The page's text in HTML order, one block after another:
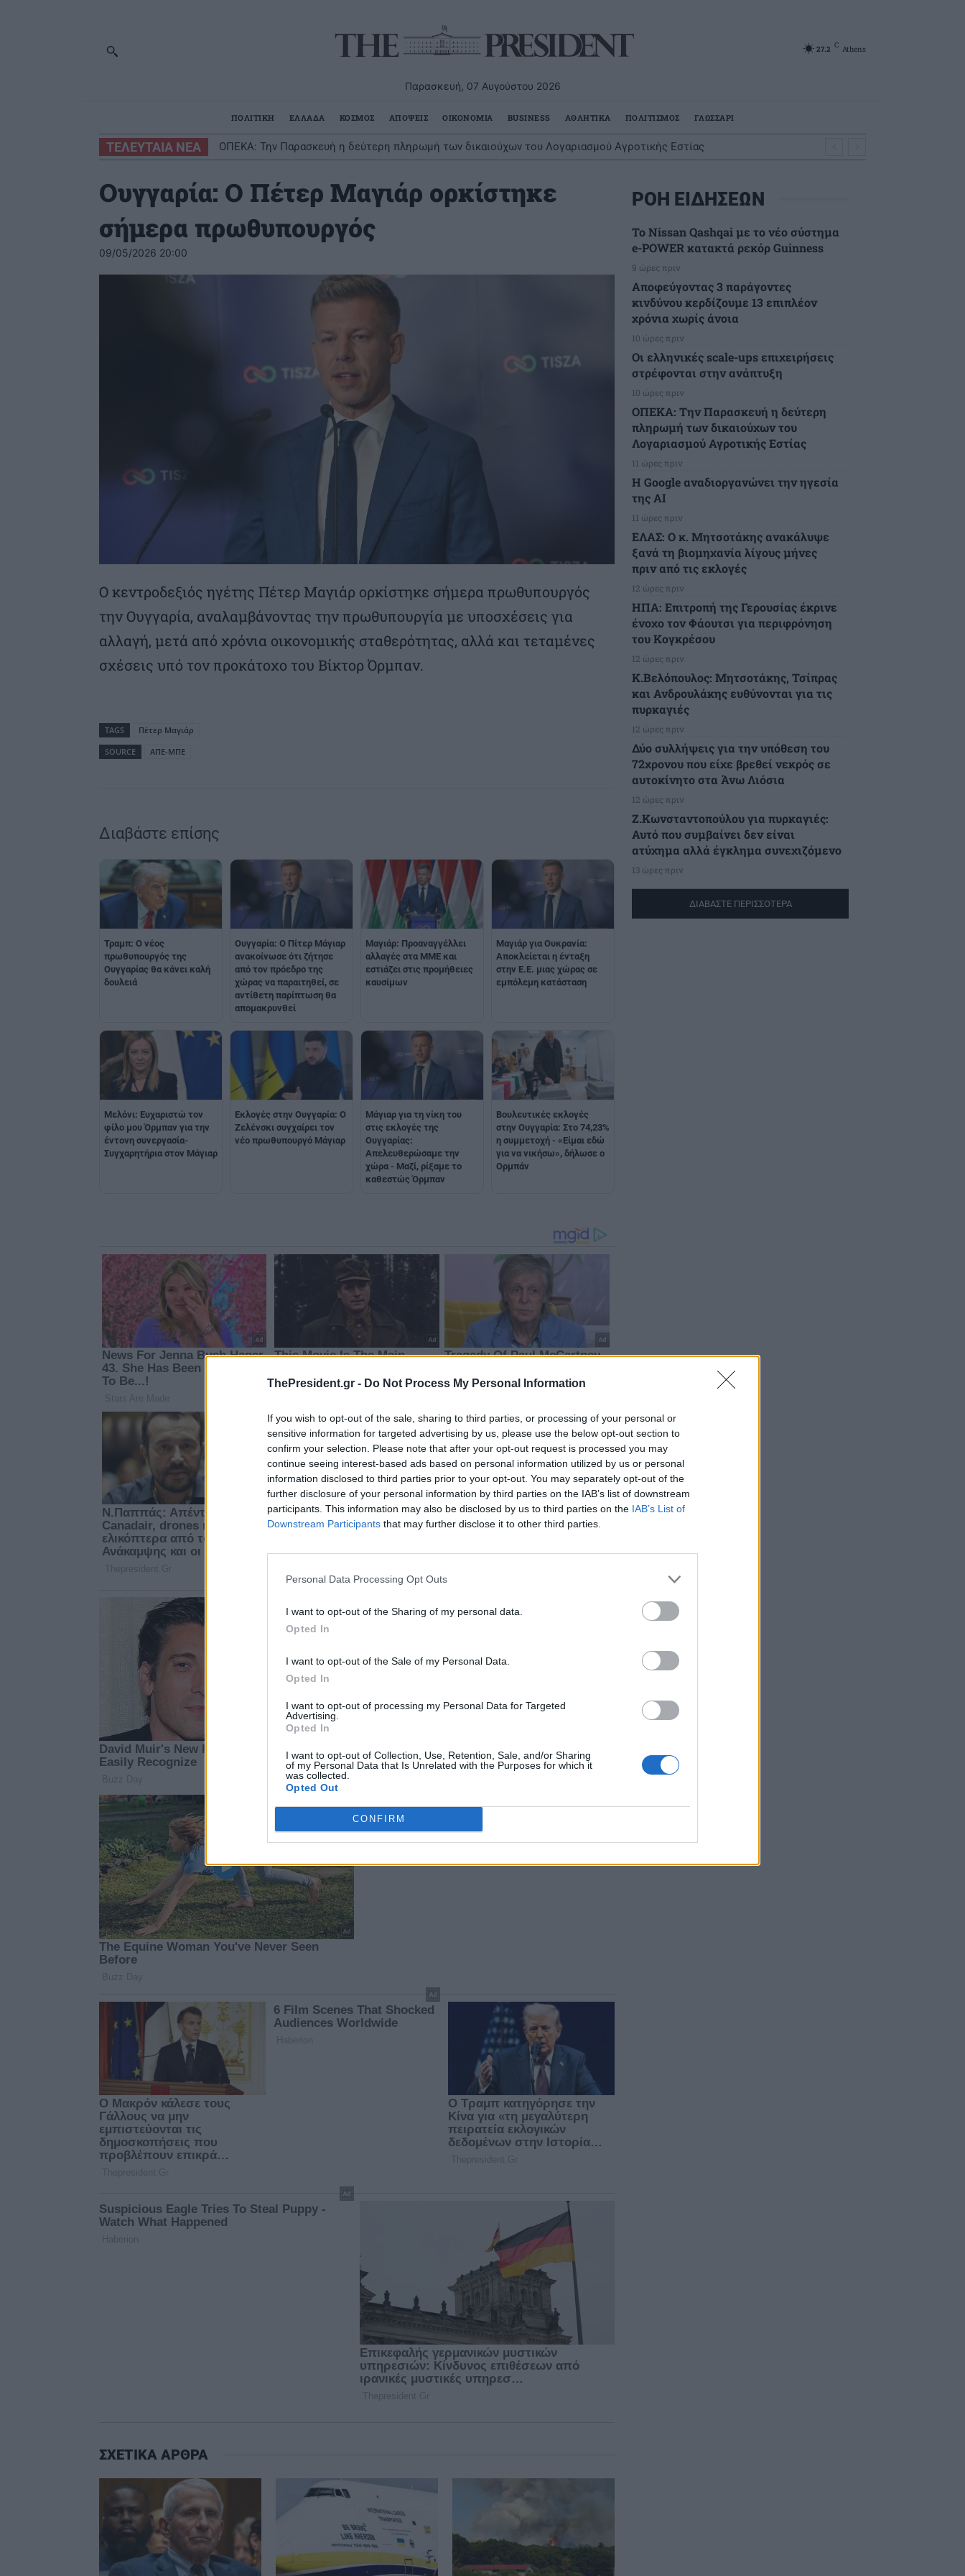
ThePresident.gr - Do Not Process My Personal Information
If you wish to opt-out of the sale, sharing to third parties, or processing of your personal or
sensitive information for targeted advertising by us, please use the below opt-out section to
confirm your selection. Please note that after your opt-out request is processed you may
continue seeing interest-based ads based on personal information utilized by us or personal
information disclosed to third parties prior to your opt-out. You may separately opt-out of the
further disclosure of your personal information by third parties on the IAB’s list of downstream
participants. This information may also be disclosed by us to third parties on the IAB’s List of
Downstream Participants that may further disclose it to other third parties.
Personal Data Processing Opt Outs
I want to opt-out of the Sharing of my personal data.
Opted In
I want to opt-out of the Sale of my Personal Data.
Opted In
I want to opt-out of processing my Personal Data for Targeted
Advertising.
Opted In
I want to opt-out of Collection, Use, Retention, Sale, and/or Sharing
of my Personal Data that Is Unrelated with the Purposes for which it
was collected.
Opted Out
CONFIRM
Παρασκευή, 07 Αυγούστου 2026
27.2 C Athens
ΠΟΛΙΤΙΚΗ ΕΛΛΑΔΑ ΚΟΣΜΟΣ ΑΠΟΨΕΙΣ ΟΙΚΟΝΟΜΙΑ BUSINESS ΑΘΛΗΤΙΚΑ ΠΟΛΙΤΙΣΜΟΣ ΓΛΩΣΣΑΡΙ
ΤΕΛΕΥΤΑΙΑ ΝΕΑ ΟΠΕΚΑ: Την Παρασκευή η δεύτερη πληρωμή των δικαιούχων του Λογαριασμού Αγροτικής Εστίας
Ουγγαρία: Ο Πέτερ Μαγιάρ ορκίστηκε
σήμερα πρωθυπουργός
09/05/2026 20:00
Ο κεντροδεξιός ηγέτης Πέτερ Μαγιάρ ορκίστηκε σήμερα πρωθυπουργός
την Ουγγαρία, αναλαμβάνοντας την πρωθυπουργία με υποσχέσεις για
αλλαγή, μετά από χρόνια οικονομικής σταθερότητας, αλλά και τεταμένες
σχέσεις υπό τον προκάτοχο του Βίκτορ Όρμπαν.
TAGS
Πέτερ Μαγιάρ
SOURCE
ΑΠΕ-ΜΠΕ
Διαβάστε επίσης
Τραμπ: Ο νέος
πρωθυπουργός της
Ουγγαρίας θα κάνει καλή
δουλειά
Ουγγαρία: Ο Πίτερ Μάγιαρ
ανακοίνωσε ότι ζήτησε
από τον πρόεδρο της
χώρας να παραιτηθεί, σε
αντίθετη παρίπτωση θα
απομακρυνθεί
Μαγιάρ: Προαναγγέλλει
αλλαγές στα ΜΜΕ και
εστιάζει στις προμήθειες
καυσίμων
Μαγιάρ για Ουκρανία:
Αποκλείεται η ένταξη
στην Ε.Ε. μιας χώρας σε
εμπόλεμη κατάσταση
Μελόνι: Ευχαριστώ τον
φίλο μου Όρμπαν για την
έντονη συνεργασία-
Συγχαρητήρια στον Μάγιαρ
Eκλογές στην Ουγγαρία: Ο
Ζελένσκι συγχαίρει τον
νέο πρωθυπουργό Μάγιαρ
Μάγιαρ για τη νίκη του
στις εκλογές της
Ουγγαρίας:
Απελευθερώσαμε την
χώρα - Μαζί, ρίξαμε το
καθεστώς Όρμπαν
Βουλευτικές εκλογές
στην Ουγγαρία: Στο 74,23%
η συμμετοχή - «Είμαι εδώ
για να νικήσω», δήλωσε ο
Ορμπάν
ΣΧΕΤΙΚΑ ΑΡΘΡΑ
ΡΟΗ ΕΙΔΗΣΕΩΝ
Το Nissan Qashqai με το νέο σύστημα
e-POWER κατακτά ρεκόρ Guinness
9 ώρες πριν
Αποφεύγοντας 3 παράγοντες
κινδύνου κερδίζουμε 13 επιπλέον
χρόνια χωρίς άνοια
10 ώρες πριν
Οι ελληνικές scale-ups επιχειρήσεις
στρέφονται στην ανάπτυξη
10 ώρες πριν
ΟΠΕΚΑ: Την Παρασκευή η δεύτερη
πληρωμή των δικαιούχων του
Λογαριασμού Αγροτικής Εστίας
11 ώρες πριν
H Google αναδιοργανώνει την ηγεσία
της AI
11 ώρες πριν
ΕΛΑΣ: Ο κ. Μητσοτάκης ανακάλυψε
ξανά τη βιομηχανία λίγους μήνες
πριν από τις εκλογές
12 ώρες πριν
ΗΠΑ: Επιτροπή της Γερουσίας έκρινε
ένοχο τον Φάουτσι για περιφρόνηση
του Κογκρέσου
12 ώρες πριν
K.Βελόπουλος: Μητσοτάκης, Τσίπρας
και Ανδρουλάκης ευθύνονται για τις
πυρκαγιές
12 ώρες πριν
Δύο συλλήψεις για την υπόθεση του
72χρονου που είχε βρεθεί νεκρός σε
αυτοκίνητο στα Άνω Λιόσια
12 ώρες πριν
Ζ.Κωνσταντοπούλου για πυρκαγιές:
Αυτό που συμβαίνει δεν είναι
ατύχημα αλλά έγκλημα συνεχιζόμενο
13 ώρες πριν
ΔΙΑΒΑΣΤΕ ΠΕΡΙΣΣΟΤΕΡΑ